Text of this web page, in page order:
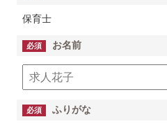
保育士
必須 お名前
必須 ふりがな